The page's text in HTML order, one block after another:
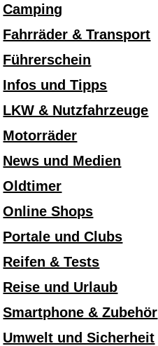
Camping
Fahrräder & Transport
Führerschein
Infos und Tipps
LKW & Nutzfahrzeuge
Motorräder
News und Medien
Oldtimer
Online Shops
Portale und Clubs
Reifen & Tests
Reise und Urlaub
Smartphone & Zubehör
Umwelt und Sicherheit